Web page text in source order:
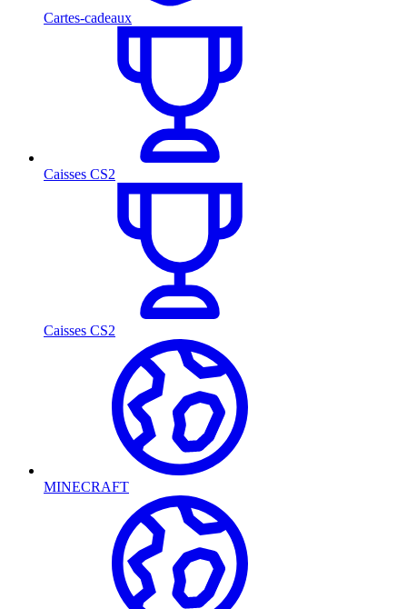
Cartes-cadeaux
Caisses CS2
Caisses CS2
MINECRAFT